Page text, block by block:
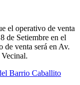
el operativo de venta
de Setiembre en el
venta será en Av.
Barrio Caballito